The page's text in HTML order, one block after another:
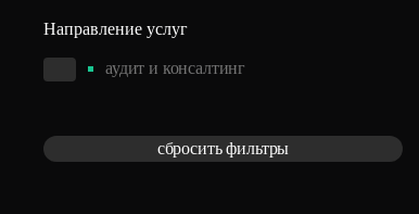
Направление услуг
аудит и консалтинг
сброситьфильтры